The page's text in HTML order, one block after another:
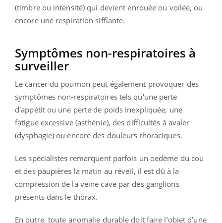
(timbre ou intensité) qui devient enrouée ou voilée, ou
encore une respiration sifflante.
Symptômes non-respiratoires à
surveiller
Le cancer du poumon peut également provoquer des
symptômes non-respiratoires tels qu'une perte
d'appétit ou une perte de poids inexpliquée, une
fatigue excessive (asthénie), des difficultés à avaler
(dysphagie) ou encore des douleurs thoraciques.
Les spécialistes remarquent parfois un oedème du cou
et des paupières la matin au réveil, il est dû à la
compression de la veine cave par des ganglions
présents dans le thorax.
En outre, toute anomalie durable doit faire l’objet d’une